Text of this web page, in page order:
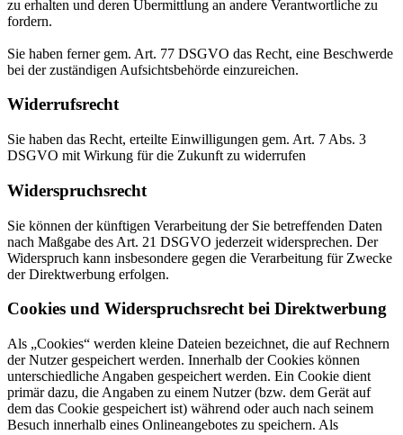
zu erhalten und deren Übermittlung an andere Verantwortliche zu
fordern.
Sie haben ferner gem. Art. 77 DSGVO das Recht, eine Beschwerde
bei der zuständigen Aufsichtsbehörde einzureichen.
Widerrufsrecht
Sie haben das Recht, erteilte Einwilligungen gem. Art. 7 Abs. 3
DSGVO mit Wirkung für die Zukunft zu widerrufen
Widerspruchsrecht
Sie können der künftigen Verarbeitung der Sie betreffenden Daten
nach Maßgabe des Art. 21 DSGVO jederzeit widersprechen. Der
Widerspruch kann insbesondere gegen die Verarbeitung für Zwecke
der Direktwerbung erfolgen.
Cookies und Widerspruchsrecht bei Direktwerbung
Als „Cookies“ werden kleine Dateien bezeichnet, die auf Rechnern
der Nutzer gespeichert werden. Innerhalb der Cookies können
unterschiedliche Angaben gespeichert werden. Ein Cookie dient
primär dazu, die Angaben zu einem Nutzer (bzw. dem Gerät auf
dem das Cookie gespeichert ist) während oder auch nach seinem
Besuch innerhalb eines Onlineangebotes zu speichern. Als